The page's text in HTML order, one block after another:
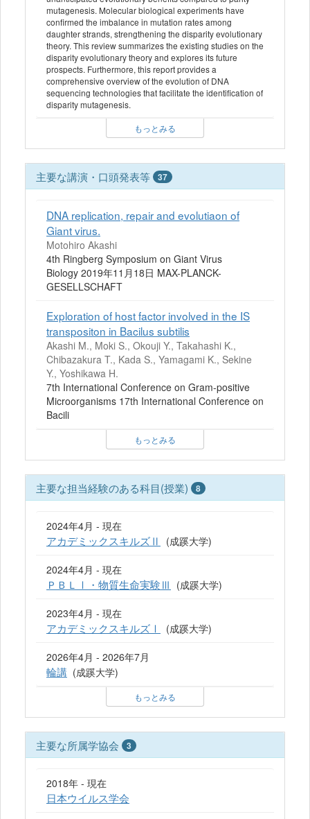
mutagenesis. Molecular biological experiments have
confirmed the imbalance in mutation rates among
daughter strands, strengthening the disparity evolutionary
theory. This review summarizes the existing studies on the
disparity evolutionary theory and explores its future
prospects. Furthermore, this report provides a
comprehensive overview of the evolution of DNA
sequencing technologies that facilitate the identification of
disparity mutagenesis.
もっとみる
主要な講演・口頭発表等 37
DNA replication, repair and evolutiaon of
Giant virus.
Motohiro Akashi
4th Ringberg Symposium on Giant Virus
Biology 2019年11月18日 MAX-PLANCK-
GESELLSCHAFT
Exploration of host factor involved in the IS
transpositon in Bacilus subtilis
Akashi M., Moki S., Okouji Y., Takahashi K.,
Chibazakura T., Kada S., Yamagami K., Sekine
Y., Yoshikawa H.
7th International Conference on Gram-positive
Microorganisms 17th International Conference on
Bacili
もっとみる
主要な担当経験のある科目(授業) 8
2024年4月 - 現在
アカデミックスキルズⅡ (成蹊大学)
2024年4月 - 現在
ＰＢＬⅠ・物質生命実験Ⅲ (成蹊大学)
2023年4月 - 現在
アカデミックスキルズⅠ (成蹊大学)
2026年4月 - 2026年7月
輪講 (成蹊大学)
もっとみる
主要な所属学協会 3
2018年 - 現在
日本ウイルス学会